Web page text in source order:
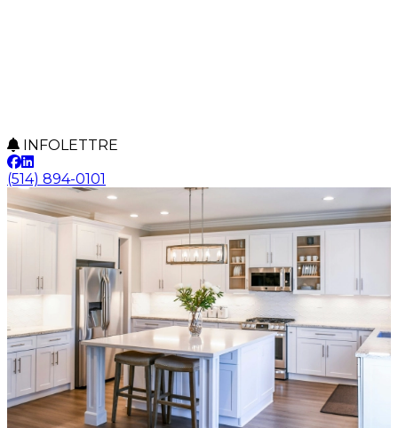
INFOLETTRE
(514) 894-0101